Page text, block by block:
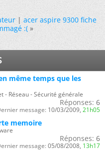
|acer aspire 9300 fiche
:( »
même temps que les
- Réseau - Sécurité générale
Réponses: 6
message: 10/03/2009, 21h05
memoire
Réponses: 6
message: 05/08/2008, 13h17